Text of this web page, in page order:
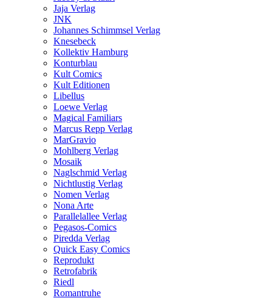
Jaja Verlag
JNK
Johannes Schimmsel Verlag
Knesebeck
Kollektiv Hamburg
Konturblau
Kult Comics
Kult Editionen
Libellus
Loewe Verlag
Magical Familiars
Marcus Repp Verlag
MarGravio
Mohlberg Verlag
Mosaik
Naglschmid Verlag
Nichtlustig Verlag
Nomen Verlag
Nona Arte
Parallelallee Verlag
Pegasos-Comics
Piredda Verlag
Quick Easy Comics
Reprodukt
Retrofabrik
Riedl
Romantruhe